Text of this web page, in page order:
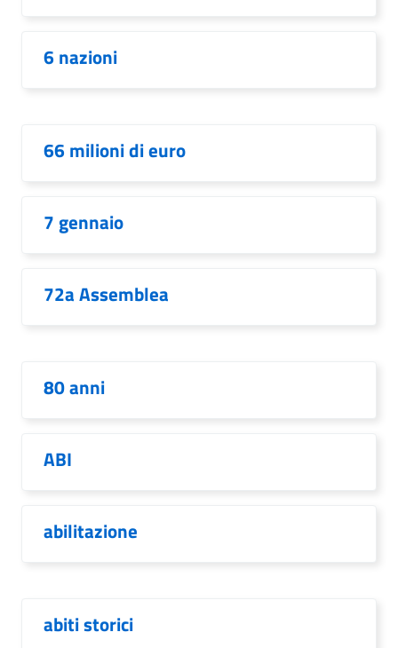
6 nazioni
66 milioni di euro
7 gennaio
72a Assemblea
80 anni
ABI
abilitazione
abiti storici